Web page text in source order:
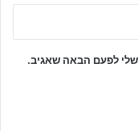
לפעם הבאה שאגיב.